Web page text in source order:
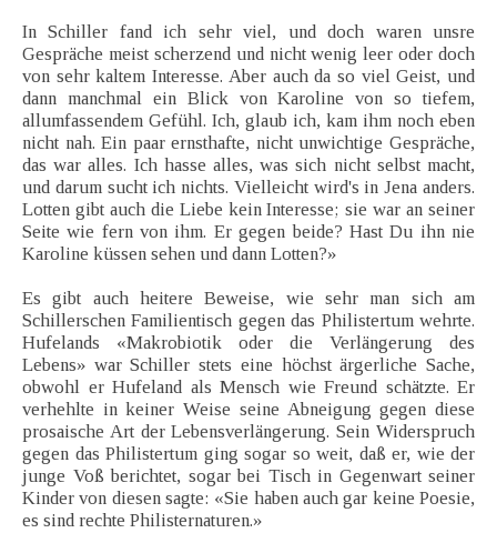
In Schiller fand ich sehr viel, und doch waren unsre
Gespräche meist scherzend und nicht wenig leer oder doch
von sehr kaltem Interesse. Aber auch da so viel Geist, und
dann manchmal ein Blick von Karoline von so tiefem,
allumfassendem Gefühl. Ich, glaub ich, kam ihm noch eben
nicht nah. Ein paar ernsthafte, nicht unwichtige Gespräche,
das war alles. Ich hasse alles, was sich nicht selbst macht,
und darum sucht ich nichts. Vielleicht wird's in Jena anders.
Lotten gibt auch die Liebe kein Interesse; sie war an seiner
Seite wie fern von ihm. Er gegen beide? Hast Du ihn nie
Karoline küssen sehen und dann Lotten?»
Es gibt auch heitere Beweise, wie sehr man sich am
Schillerschen Familientisch gegen das Philistertum wehrte.
Hufelands «Makrobiotik oder die Verlängerung des
Lebens» war Schiller stets eine höchst ärgerliche Sache,
obwohl er Hufeland als Mensch wie Freund schätzte. Er
verhehlte in keiner Weise seine Abneigung gegen diese
prosaische Art der Lebensverlängerung. Sein Widerspruch
gegen das Philistertum ging sogar so weit, daß er, wie der
junge Voß berichtet, sogar bei Tisch in Gegenwart seiner
Kinder von diesen sagte: «Sie haben auch gar keine Poesie,
es sind rechte Philisternaturen.»